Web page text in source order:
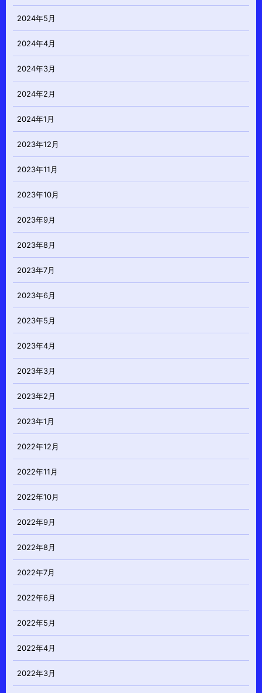
2024年5月
2024年4月
2024年3月
2024年2月
2024年1月
2023年12月
2023年11月
2023年10月
2023年9月
2023年8月
2023年7月
2023年6月
2023年5月
2023年4月
2023年3月
2023年2月
2023年1月
2022年12月
2022年11月
2022年10月
2022年9月
2022年8月
2022年7月
2022年6月
2022年5月
2022年4月
2022年3月